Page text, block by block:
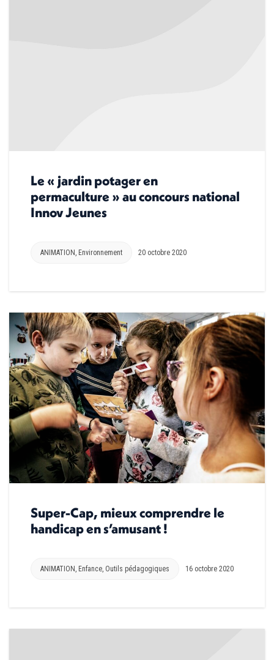
Le « jardin potager en
permaculture » au concours national
Innov Jeunes
ANIMATION , Environnement 20 octobre 2020
Super-Cap, mieux comprendre le
handicap en s’amusant !
ANIMATION, Enfance, Outils pédagogiques 16 octobre 2020